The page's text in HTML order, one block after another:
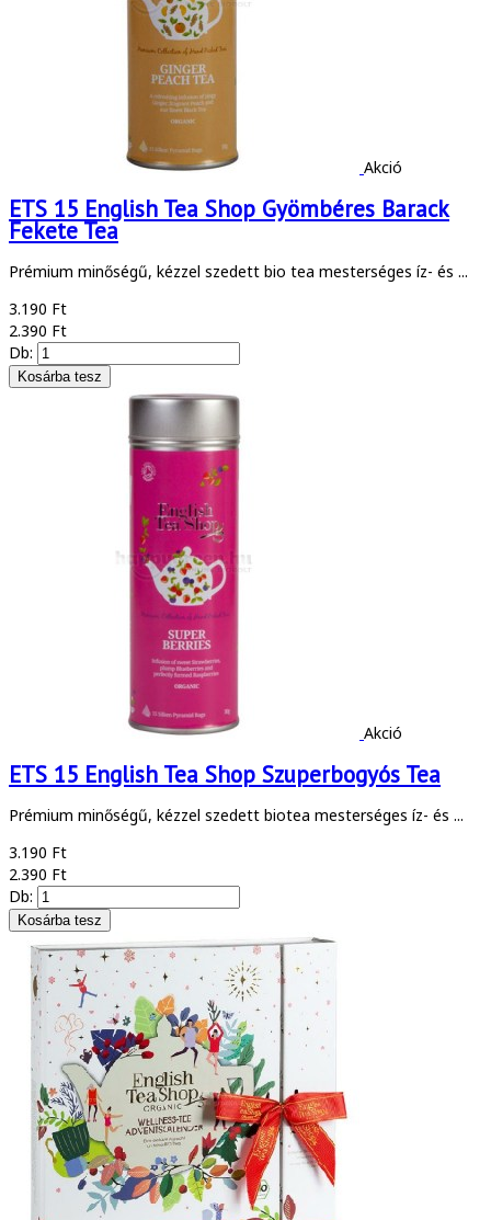
Akció
ETS 15 English Tea Shop Gyömbéres Barack
Fekete Tea
Prémium minőségű, kézzel szedett bio tea mesterséges íz- és ...
3.190 Ft
2.390 Ft
Db:
Akció
ETS 15 English Tea Shop Szuperbogyós Tea
Prémium minőségű, kézzel szedett biotea mesterséges íz- és ...
3.190 Ft
2.390 Ft
Db: